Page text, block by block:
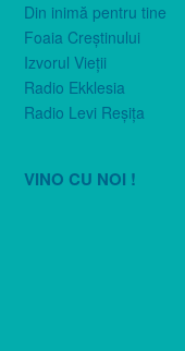
Din inimă pentru tine
Foaia Creştinului
Izvorul Vieţii
Radio Ekklesia
Radio Levi Reşiţa
VINO CU NOI !